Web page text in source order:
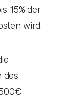
15% der
wird.
des